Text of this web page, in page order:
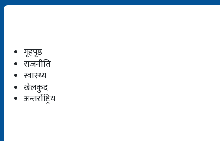
गृहपृष्ठ
राजनीति
स्वास्थ्य
खेलकुद
अन्तर्राष्ट्रिय